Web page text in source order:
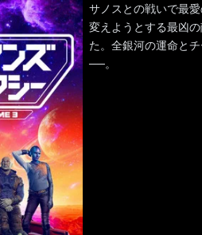
サノスとの戦いで最
変えようとする最凶
た。全銀河の運命と
──。